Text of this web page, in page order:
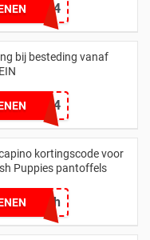
bij besteding vanaf
GENTIL24
kortingscode voor
Puppies pantoffels
pntlsr2ech